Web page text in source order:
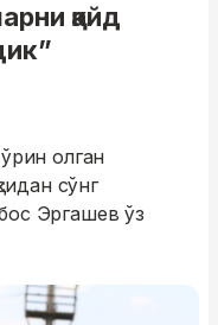
қайд
олган
сўнг
Эргашев ўз